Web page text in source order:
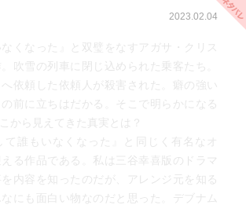
2023.02.04
なくなった』と双璧をなすアガサ・クリス
。吹雪の列車に閉じ込められた乗客たち。
へ依頼した依頼人が殺害された。癖の強い
前に立ちはだかる。そこで明らかになる
から見えてきた真実とは？
て誰もいなくなった』と同じく有名なオ
える作品である。私は三谷幸喜版のドラマ
を内容を知ったのだが、アレンジ元を知る
なにも面白い物なのだと思った。デブナム